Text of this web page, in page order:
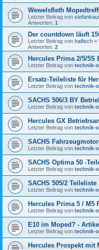
Wewelsfleth
Letzter Beitrag von
Antworten: 1
Der countdown läuft
Letzter Beitrag von haifisch «
Antworten: 2
Hercules Prima 2/5/
Letzter Beitrag von technik-
Ersatz-Teileliste für
Letzter Beitrag von technik-
SACHS 506/3 BY
Letzter Beitrag von technik-
Hercules GX
Letzter Beitrag von technik-
SACHS
Letzter Beitrag von technik-
SACHS Optima 50 -
Letzter Beitrag von technik-
SACHS 505/2
Letzter Beitrag von technik-
Hercules Prima 5 / M5
Letzter Beitrag von technik-
E10 im Moped? -
Letzter Beitrag von technik-
Hercules Prospekt mit